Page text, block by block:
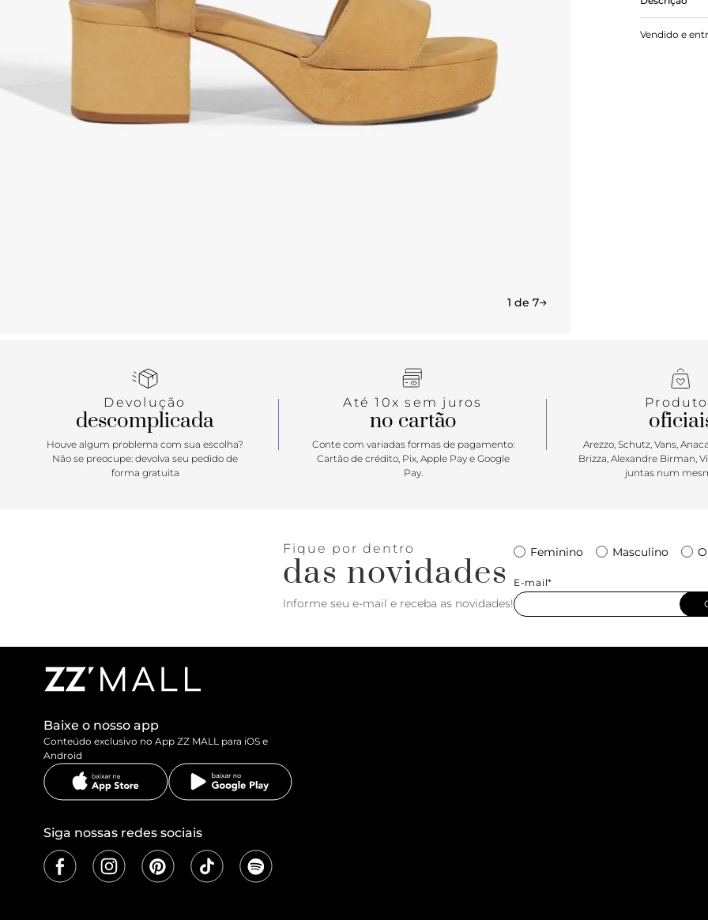
1 de 7
Sandália
larga na
Vendido e
Devolução
descomplicada
Houve algum problema com sua escolha?
Não se preocupe: devolva seu pedido de
forma gratuita
Até 10x sem juros
no cartão
Conte com variadas formas de pagamento:
Cartão de crédito, Pix, Apple Pay e Google
Pay.
Arezzo, Schutz, Vans,
Brizza, Alexandre Birman,
juntas num
Fique por dentro
das novidades
Informe seu e-mail e receba as novidades!
Feminino Masculino
E-mail*
Baixe o nosso app
Conteúdo exclusivo no App ZZ MALL para iOS e
Android
Siga nossas redes sociais